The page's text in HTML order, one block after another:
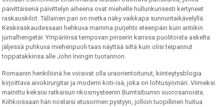
päivittäisenä päivittelyn aiheena ovat miehelle hullunkurisesti kertyneet
raskauskilot. Tällainen pari on metka näky vaikkapa sunnuntaikävelyllä:
Keskiraskaudessaan hehkuva mamma purjehtii eteenpäin kuin antiikin
jumalhengetär. Ympäriinsä tempovan pinserin kanssa puolitoista askelta
jäljessä puhkuva miehenpuoli taas näyttää siltä kuin olisi teipannut
toppatakkinsa alle John Irvingin tuotannon.
Romaanin henkilöinä he voisivat olla uraorientoitunut, kiinteytysblogia
kirjoittava aivokirurgitar ja moderni koti-isä, joka on lohtusyömäri. Viimeksi
mainittu keksisi ratkaisun rikosmysteeriin Bumtsibumin vuorosanoista.
Kiihkoissaan hän nostaisi etusormen pystyyn, jolloin tuopillinen huitua